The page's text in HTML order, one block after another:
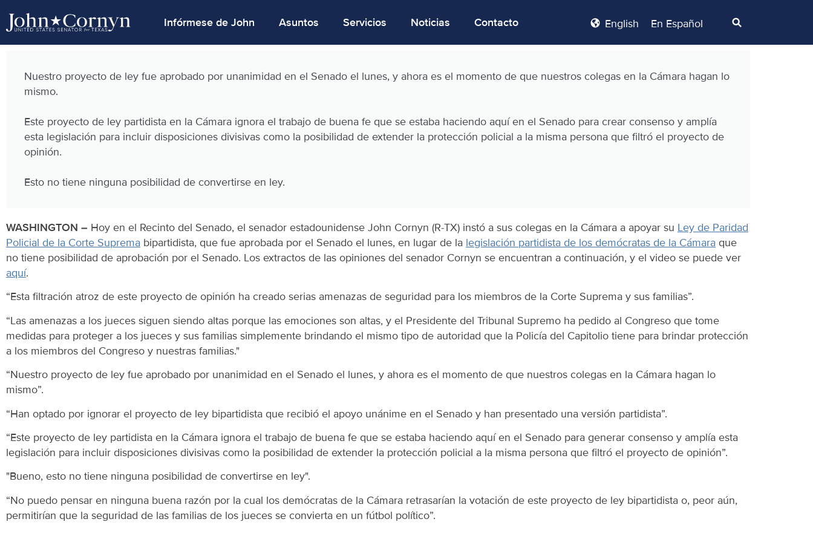
Infórmese de John Asuntos Servicios Noticias Contacto English En Español
Nuestro proyecto de ley fue aprobado por unanimidad en el Senado el lunes, y ahora es el momento de que nuestros colegas en la Cámara hagan lo
mismo.
Este proyecto de ley partidista en la Cámara ignora el trabajo de buena fe que se estaba haciendo aquí en el Senado para crear consenso y amplía
esta legislación para incluir disposiciones divisivas como la posibilidad de extender la protección policial a la misma persona que filtró el proyecto de
opinión.
Esto no tiene ninguna posibilidad de convertirse en ley.
WASHINGTON – Hoy en el Recinto del Senado, el senador estadounidense John Cornyn (R-TX) instó a sus colegas en la Cámara a apoyar su Ley de Paridad
Policial de la Corte Suprema bipartidista, que fue aprobada por el Senado el lunes, en lugar de la legislación partidista de los demócratas de la Cámara que
no tiene posibilidad de aprobación por el Senado. Los extractos de las opiniones del senador Cornyn se encuentran a continuación, y el video se puede ver
aquí.
“Esta filtración atroz de este proyecto de opinión ha creado serias amenazas de seguridad para los miembros de la Corte Suprema y sus familias”.
“Las amenazas a los jueces siguen siendo altas porque las emociones son altas, y el Presidente del Tribunal Supremo ha pedido al Congreso que tome
medidas para proteger a los jueces y sus familias simplemente brindando el mismo tipo de autoridad que la Policía del Capitolio tiene para brindar protección
a los miembros del Congreso y nuestras familias."
“Nuestro proyecto de ley fue aprobado por unanimidad en el Senado el lunes, y ahora es el momento de que nuestros colegas en la Cámara hagan lo
mismo”.
“Han optado por ignorar el proyecto de ley bipartidista que recibió el apoyo unánime en el Senado y han presentado una versión partidista”.
“Este proyecto de ley partidista en la Cámara ignora el trabajo de buena fe que se estaba haciendo aquí en el Senado para generar consenso y amplía esta
legislación para incluir disposiciones divisivas como la posibilidad de extender la protección policial a la misma persona que filtró el proyecto de opinión”.
"Bueno, esto no tiene ninguna posibilidad de convertirse en ley".
“No puedo pensar en ninguna buena razón por la cual los demócratas de la Cámara retrasarían la votación de este proyecto de ley bipartidista o, peor aún,
permitirían que la seguridad de las familias de los jueces se convierta en un fútbol político”.